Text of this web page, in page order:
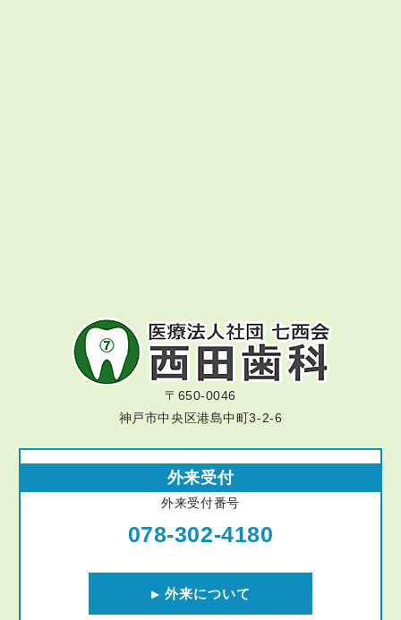
〒650-0046
神戸市中央区港島中町3-2-6
外来受付
外来受付番号
078-302-4180
外来について